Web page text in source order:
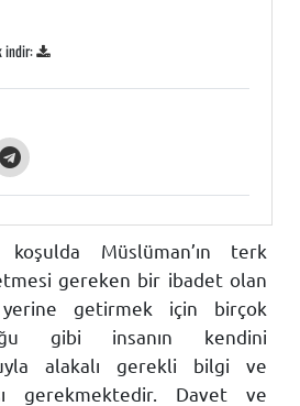
indir:
Müslüman’ın terk
gereken bir ibadet olan
getirmek için birçok
gibi insanın kendini
alakalı gerekli bilgi ve
gerekmektedir. Davet ve